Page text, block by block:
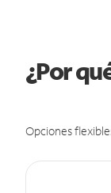
¿Por
Opciones